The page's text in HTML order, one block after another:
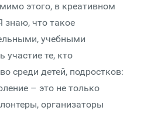
этого, в креативном
знаю, что такое
учебными
участие те, кто
среди детей, подростков:
– это не только
организаторы